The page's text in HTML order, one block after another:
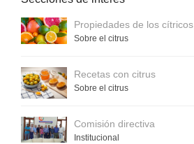
Propiedades de los cítricos
Sobre el citrus
Recetas con citrus
Sobre el citrus
Comisión directiva
Institucional